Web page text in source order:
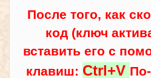
После того, как
код (ключ
вставить его с
клавиш: Ctrl+V